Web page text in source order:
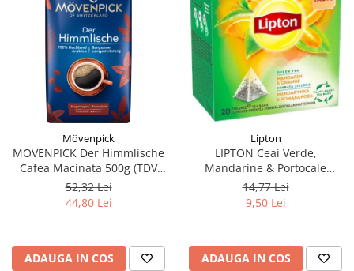
Mövenpick
MOVENPICK Der Himmlische
Cafea Macinata 500g (TDV
30.08.2026)
52,32 Lei
44,80 Lei
ADAUGA IN COS
Lipton
LIPTON Ceai Verde,
Mandarine & Portocale
Piramide 20x2.1g (30.09.2026)
14,77 Lei
9,50 Lei
ADAUGA IN COS